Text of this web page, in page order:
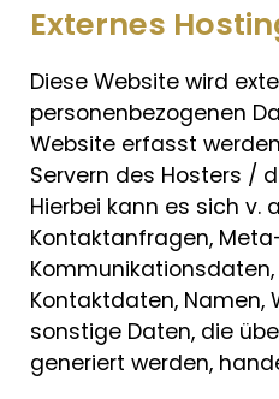
Externes
Diese Website wird
personenbezogenen
Website erfasst
Servern des Hosters /
Hierbei kann es sich v.
Kontaktanfragen,
Kontaktdaten, Namen,
sonstige Daten, die
generiert werden,